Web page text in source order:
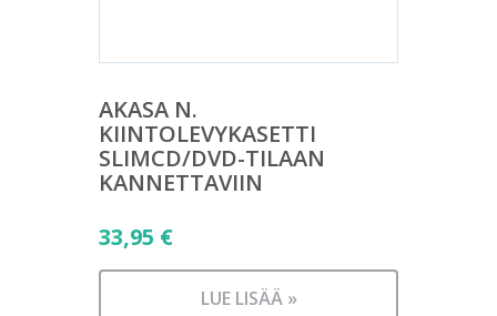
AKASA N.
KIINTOLEVYKASETTI
SLIMCD/DVD-TILAAN
KANNETTAVIIN
33,95 €
LUE LISÄÄ »